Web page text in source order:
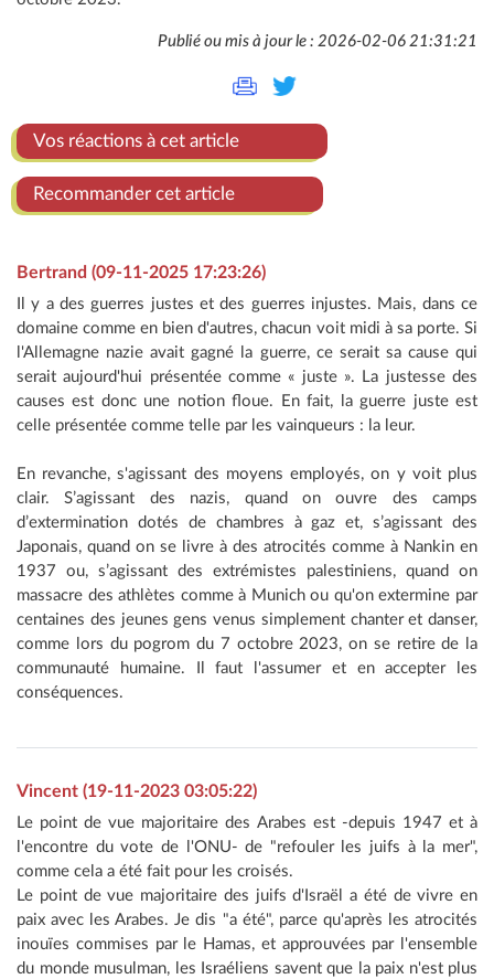
Publié ou mis à jour le : 2026-02-06 21:31:21
Vos réactions à cet article
Recommander cet article
Bertrand (09-11-2025 17:23:26)
Il y a des guerres justes et des guerres injustes. Mais, dans ce
domaine comme en bien d'autres, chacun voit midi à sa porte. Si
l'Allemagne nazie avait gagné la guerre, ce serait sa cause qui
serait aujourd'hui présentée comme « juste ». La justesse des
causes est donc une notion floue. En fait, la guerre juste est
celle présentée comme telle par les vainqueurs : la leur.
En revanche, s'agissant des moyens employés, on y voit plus
clair. S’agissant des nazis, quand on ouvre des camps
d’extermination dotés de chambres à gaz et, s’agissant des
Japonais, quand on se livre à des atrocités comme à Nankin en
1937 ou, s’agissant des extrémistes palestiniens, quand on
massacre des athlètes comme à Munich ou qu'on extermine par
centaines des jeunes gens venus simplement chanter et danser,
comme lors du pogrom du 7 octobre 2023, on se retire de la
communauté humaine. Il faut l'assumer et en accepter les
conséquences.
Vincent (19-11-2023 03:05:22)
Le point de vue majoritaire des Arabes est -depuis 1947 et à
l'encontre du vote de l'ONU- de "refouler les juifs à la mer",
comme cela a été fait pour les croisés.
Le point de vue majoritaire des juifs d'Israël a été de vivre en
paix avec les Arabes. Je dis "a été", parce qu'après les atrocités
inouïes commises par le Hamas, et approuvées par l'ensemble
du monde musulman, les Israéliens savent que la paix n'est plus